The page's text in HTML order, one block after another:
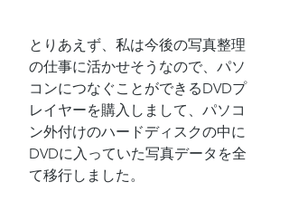
とりあえず、私は今後の写真整理
の仕事に活かせそうなので、パソ
コンにつなぐことができるDVDプ
レイヤーを購入しまして、パソコ
ン外付けのハードディスクの中に
DVDに入っていた写真データを全
て移行しました。